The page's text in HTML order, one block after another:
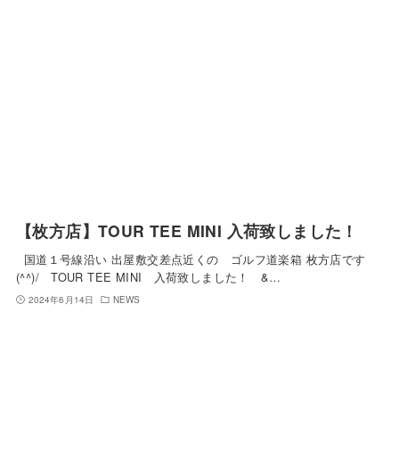
【枚方店】TOUR TEE MINI 入荷致しました！
国道１号線沿い 出屋敷交差点近くの ゴルフ道楽箱 枚方店です
(^^)/ TOUR TEE MINI 入荷致しました！ &…
2024年6月14日 NEWS